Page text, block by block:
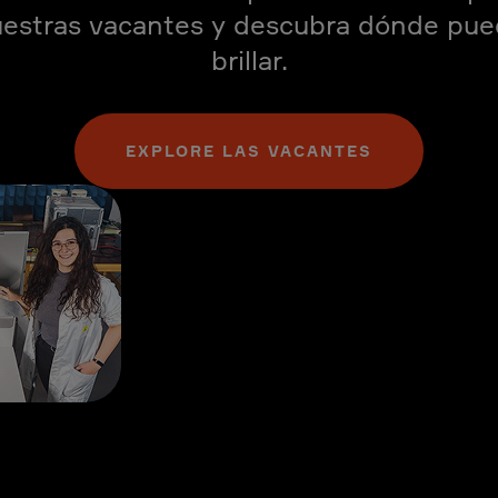
vacantes y descubra dónde
brillar.
EXPLORE LAS VACANTES